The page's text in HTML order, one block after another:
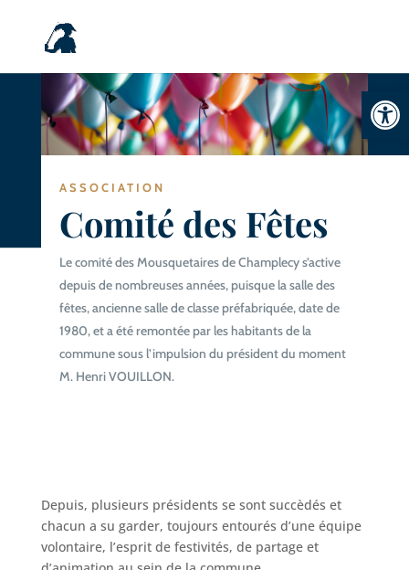
ASSOCIATION
Comité des Fêtes
Le comité des Mousquetaires de Champlecy s’active
depuis de nombreuses années, puisque la salle des
fêtes, ancienne salle de classe préfabriquée, date de
1980, et a été remontée par les habitants de la
commune sous l’impulsion du président du moment
M. Henri VOUILLON.
Depuis, plusieurs présidents se sont succèdés et
chacun a su garder, toujours entourés d’une équipe
volontaire, l’esprit de festivités, de partage et
Ouvrir